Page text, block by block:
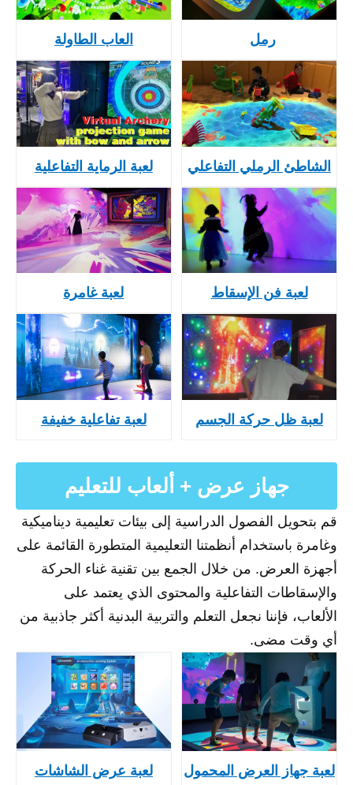
رمل العاب الطاولة
الشاطئ الرملي التفاعلي لعبة الرماية التفاعلية
لعبة فن الإسقاط لعبة غامرة
لعبة ظل حركة الجسم لعبة تفاعلية خفيفة
جهاز عرض + ألعاب للتعليم
قم بتحويل الفصول الدراسية إلى بيئات تعليمية ديناميكية
وغامرة باستخدام أنظمتنا التعليمية المتطورة القائمة على
أجهزة العرض. من خلال الجمع بين تقنية غناء الحركة
والإسقاطات التفاعلية والمحتوى الذي يعتمد على
الألعاب، فإننا نجعل التعلم والتربية البدنية أكثر جاذبية من
أي وقت مضى.
لعبة جهاز العرض المحمول
لعبة عرض الشاشات